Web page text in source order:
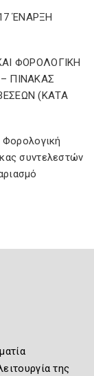
ΈΝΑΡΞΗ
ΦΟΡΟΛΟΓΙΚΗ
ΠΙΝΑΚΑΣ
(ΚΑΤΑ
Φορολογική
συντελεστών
της